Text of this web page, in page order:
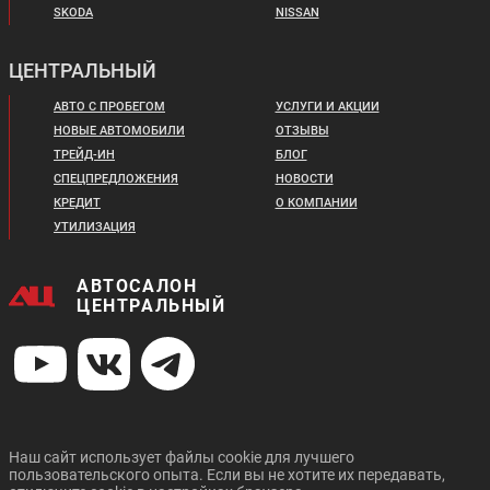
В кредит от:
11 308 ₽/мес.
VOLKSWAGEN GOLF
3 400 820 ₽
В кредит от:
46 400 ₽/мес.
KIA PICANTO NEW
SKODA
NISSAN
ЦЕНТРАЛЬНЫЙ
АВТО С ПРОБЕГОМ
НОВЫЕ АВТОМОБИЛИ
ТРЕЙД-ИН
СПЕЦПРЕДЛОЖЕНИЯ
КРЕДИТ
УТИЛИЗАЦИЯ
УСЛУГИ И АКЦИИ
ОТЗЫВЫ
БЛОГ
НОВОСТИ
О КОМПАНИИ
АВТОСАЛОН
ЦЕНТРАЛЬНЫЙ
Наш сайт использует файлы cookie для лучшего
пользовательского опыта. Если вы не хотите их передавать,